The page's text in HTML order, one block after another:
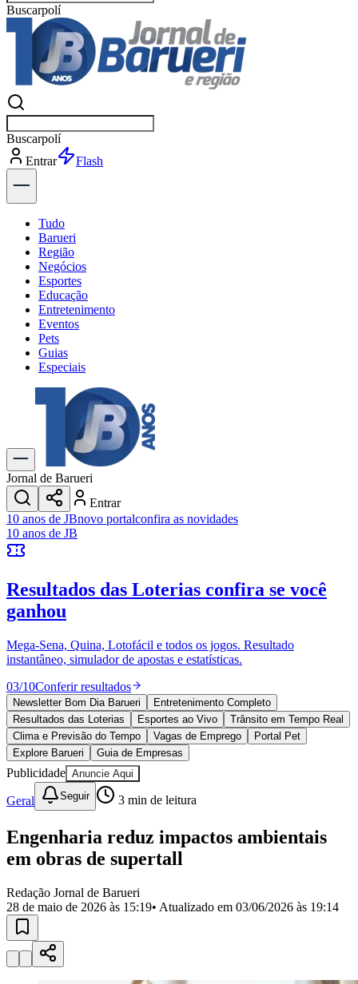
Buscarnotí
Buscarnotí
Entrar
Explorar
Tudo
Barueri
Região
Negócios
Esportes
Educação
Entretenimento
Eventos
Pets
Guias
Especiais
Explore Tudo
Últimas Notícias
Previsão do Tempo
Trânsito e Rotas
Dia a Dia & Lazer
Transportes
Gastronomia
Cinema & Shows
JogosNovo
Anuncie no Portal
Cadastrar Empresa
Divulgar Vagas
Política
Esportes
Saúde
Segurança
Cultura
Meio Ambiente
Obras
Educação
Bairros de Barueri
Selecione sua região Para notícias da sua região
JubranBelvalBethavilleBoa
VistaCalifórniaCarapicuíbaCentroChácaras MarcoCidades da
Região
Militar
Califórnia Jardim dos Altos
Esperança Jardim Graziela
Jornal de Barueri
Entrar
10 anos de JBnovo portalconfira as novidades
10 anos de JB
Resultados das Loterias confira se você
ganhou
Mega-Sena, Quina, Lotofácil e todos os jogos. Resultado
instantâneo, simulador de apostas e estatísticas.
03/10Conferir resultados
Newsletter Bom Dia Barueri
Entretenimento Completo
Resultados das Loterias
Esportes ao Vivo
Trânsito em Tempo Real
Clima e Previsão do Tempo
Vagas de Emprego
Portal Pet
Explore Barueri
Guia de Empresas
Publicidade Anuncie Aqui
Geral Seguir 3 min de leitura
Engenharia reduz impactos ambientais
em obras de supertall
Redação Jornal de Barueri
28 de maio de 2026 às 15:19• Atualizado em 03/06/2026 às 19:14